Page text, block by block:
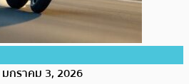
มกราคม 3, 2026